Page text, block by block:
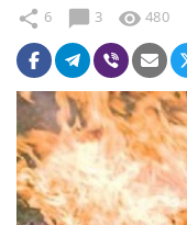
share 6 chat_bubble 3 visibility 480